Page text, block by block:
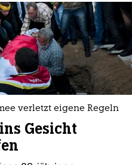
verletzt eigene Regeln
Gesicht